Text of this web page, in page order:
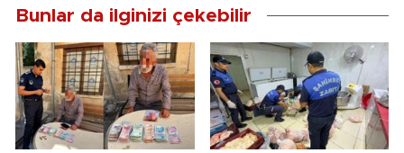
Bunlar da ilginizi çekebilir